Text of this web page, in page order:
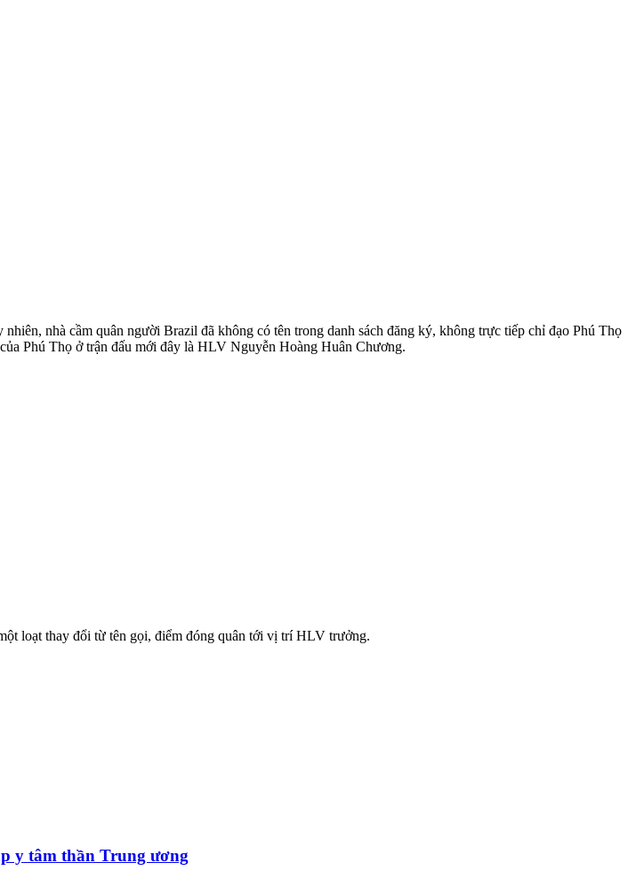
nhà cầm quân người Brazil đã không có tên trong danh sách đăng ký, không trực tiếp chỉ đạo Phú Thọ
Phú Thọ ở trận đấu mới đây là HLV Nguyễn Hoàng Huân Chương.
loạt thay đổi từ tên gọi, điểm đóng quân tới vị trí HLV trưởng.
y tâm thần Trung ương